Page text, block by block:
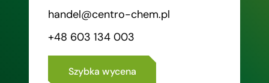
handel@centro-chem.pl
+48 603 134 003
Szybka wycena